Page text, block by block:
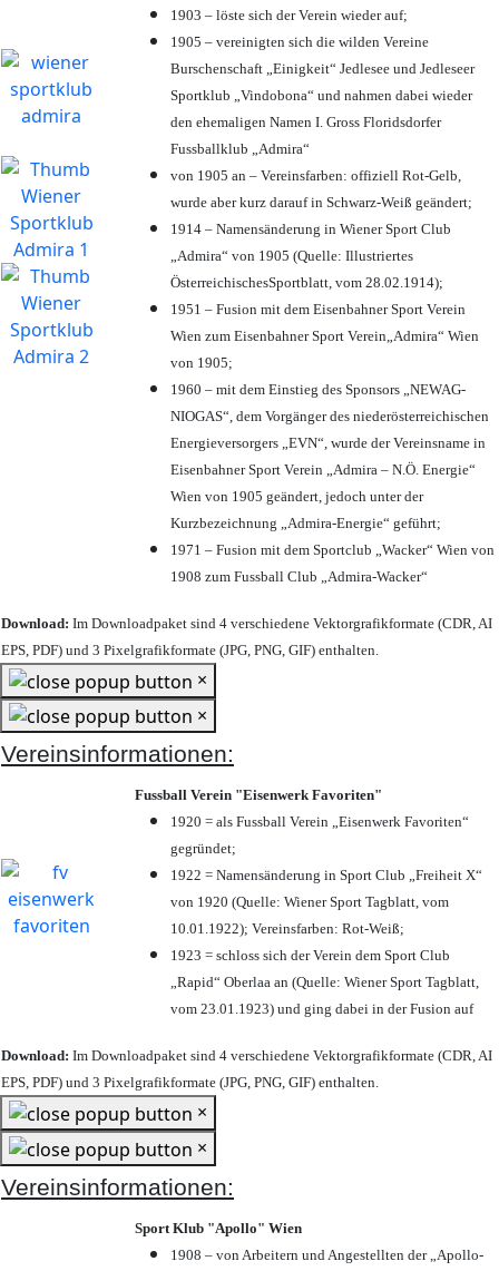
1903 – löste sich der Verein wieder auf;
1905 – vereinigten sich die wilden Vereine
Burschenschaft „Einigkeit“ Jedlesee und Jedleseer
Sportklub „Vindobona“ und nahmen dabei wieder
den ehemaligen Namen I. Gross Floridsdorfer
Fussballklub „Admira“
von 1905 an – Vereinsfarben: offiziell Rot-Gelb,
wurde aber kurz darauf in Schwarz-Weiß geändert;
1914 – Namensänderung in Wiener Sport Club
„Admira“ von 1905 (Quelle: Illustriertes
ÖsterreichischesSportblatt, vom 28.02.1914);
1951 – Fusion mit dem Eisenbahner Sport Verein
Wien zum Eisenbahner Sport Verein„Admira“ Wien
von 1905;
1960 – mit dem Einstieg des Sponsors „NEWAG-
NIOGAS“, dem Vorgänger des niederösterreichischen
Energieversorgers „EVN“, wurde der Vereinsname in
Eisenbahner Sport Verein „Admira – N.Ö. Energie“
Wien von 1905 geändert, jedoch unter der
Kurzbezeichnung „Admira-Energie“ geführt;
1971 – Fusion mit dem Sportclub „Wacker“ Wien von
1908 zum Fussball Club „Admira-Wacker“
Download: Im Downloadpaket sind 4 verschiedene Vektorgrafikformate (CDR, AI
EPS, PDF) und 3 Pixelgrafikformate (JPG, PNG, GIF) enthalten.
×
×
Vereinsinformationen:
Fussball Verein "Eisenwerk Favoriten"
1920 = als Fussball Verein „Eisenwerk Favoriten“
gegründet;
1922 = Namensänderung in Sport Club „Freiheit X“
von 1920 (Quelle: Wiener Sport Tagblatt, vom
10.01.1922); Vereinsfarben: Rot-Weiß;
1923 = schloss sich der Verein dem Sport Club
„Rapid“ Oberlaa an (Quelle: Wiener Sport Tagblatt,
vom 23.01.1923) und ging dabei in der Fusion auf
Download: Im Downloadpaket sind 4 verschiedene Vektorgrafikformate (CDR, AI
EPS, PDF) und 3 Pixelgrafikformate (JPG, PNG, GIF) enthalten.
×
×
Vereinsinformationen:
Sport Klub "Apollo" Wien
1908 – von Arbeitern und Angestellten der „Apollo-